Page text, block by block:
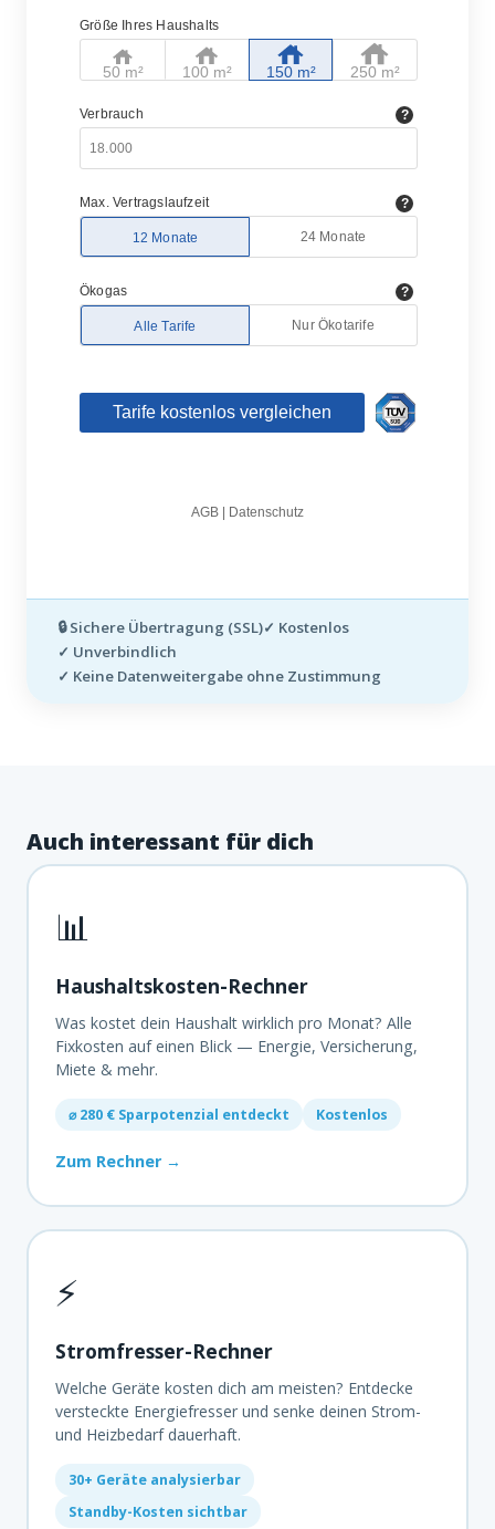
🔒 Sichere Übertragung (SSL)✓ Kostenlos
✓ Unverbindlich
✓ Keine Datenweitergabe ohne Zustimmung
Auch interessant für dich
📊
Haushaltskosten-Rechner
Was kostet dein Haushalt wirklich pro Monat? Alle
Fixkosten auf einen Blick — Energie, Versicherung,
Miete & mehr.
⌀ 280 € Sparpotenzial entdeckt Kostenlos
Zum Rechner →
⚡
Stromfresser-Rechner
Welche Geräte kosten dich am meisten? Entdecke
versteckte Energiefresser und senke deinen Strom-
und Heizbedarf dauerhaft.
30+ Geräte analysierbar
Standby-Kosten sichtbar